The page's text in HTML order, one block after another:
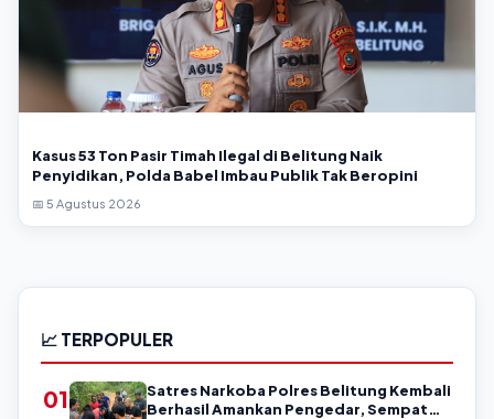
Kasus 53 Ton Pasir Timah Ilegal di Belitung Naik
Penyidikan, Polda Babel Imbau Publik Tak Beropini
📅 5 Agustus 2026
📈 TERPOPULER
01
Satres Narkoba Polres Belitung Kembali
Berhasil Amankan Pengedar, Sempat